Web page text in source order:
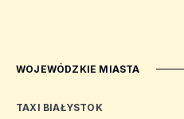
WOJEWÓDZKIE MIASTA
TAXI BIAŁYSTOK